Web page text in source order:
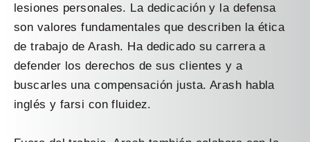
lesiones personales. La dedicación y la defensa
son valores fundamentales que describen la ética
de trabajo de Arash. Ha dedicado su carrera a
defender los derechos de sus clientes y a
buscarles una compensación justa. Arash habla
inglés y farsi con fluidez.